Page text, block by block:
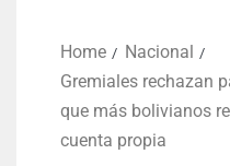
Home
Nacional
Gremiales rechazan
que más bolivianos
cuenta propia